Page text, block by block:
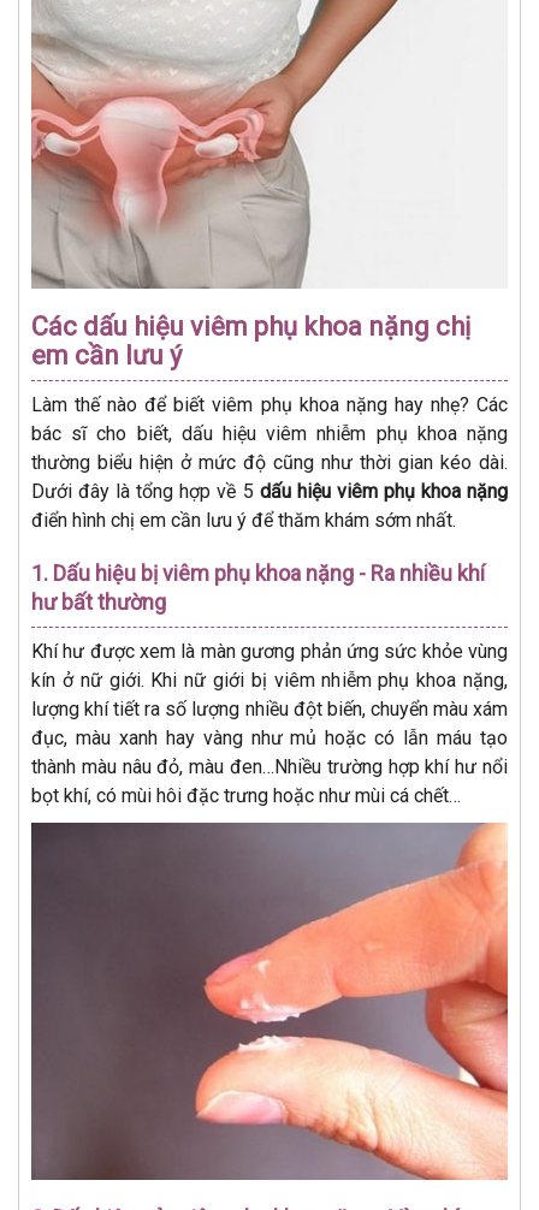
Các dấu hiệu viêm phụ khoa nặng chị
em cần lưu ý
Làm thế nào để biết viêm phụ khoa nặng hay nhẹ? Các
bác sĩ cho biết, dấu hiệu viêm nhiễm phụ khoa nặng
thường biểu hiện ở mức độ cũng như thời gian kéo dài.
Dưới đây là tổng hợp về 5 dấu hiệu viêm phụ khoa nặng
điển hình chị em cần lưu ý để thăm khám sớm nhất.
1. Dấu hiệu bị viêm phụ khoa nặng - Ra nhiều khí
hư bất thường
Khí hư được xem là màn gương phản ứng sức khỏe vùng
kín ở nữ giới. Khi nữ giới bị viêm nhiễm phụ khoa nặng,
lượng khí tiết ra số lượng nhiều đột biến, chuyển màu xám
đục, màu xanh hay vàng như mủ hoặc có lẫn máu tạo
thành màu nâu đỏ, màu đen…Nhiều trường hợp khí hư nổi
bọt khí, có mùi hôi đặc trưng hoặc như mùi cá chết…